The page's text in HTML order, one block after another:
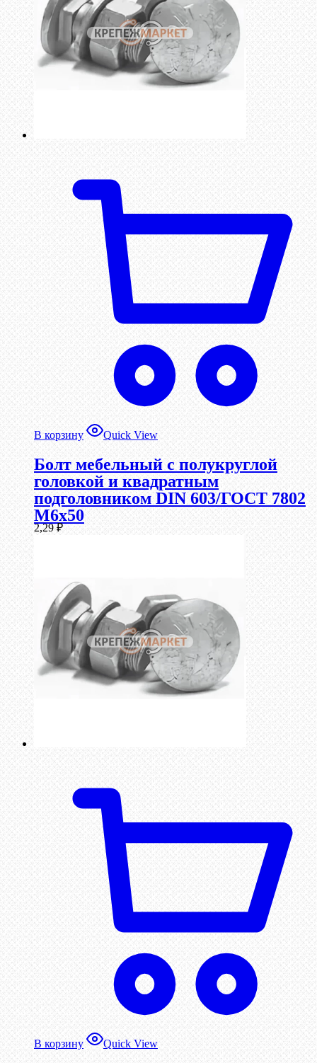
В корзину Quick View
Болт мебельный с полукруглой
головкой и квадратным
подголовником DIN 603/ГОСТ 7802
М6х50
2,29₽
В корзину Quick View